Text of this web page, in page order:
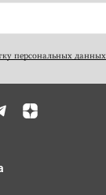
персональных данных